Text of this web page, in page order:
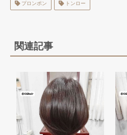
プロンポン トンロー
関連記事